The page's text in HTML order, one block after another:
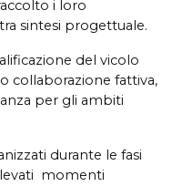
i loro
sintesi progettuale.
del vicolo
collaborazione fattiva,
per gli ambiti
durante le fasi
momenti